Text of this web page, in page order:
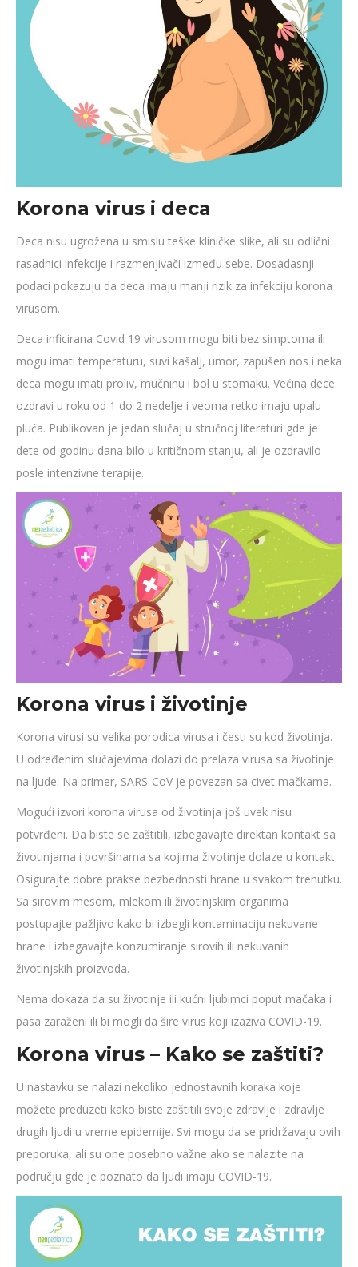
Korona virus i deca
Deca nisu ugrožena u smislu teške kliničke slike, ali su odlični
rasadnici infekcije i razmenjivači između sebe. Dosadasnji
podaci pokazuju da deca imaju manji rizik za infekciju korona
virusom.
Deca inficirana Covid 19 virusom mogu biti bez simptoma ili
mogu imati temperaturu, suvi kašalj, umor, zapušen nos i neka
deca mogu imati proliv, mučninu i bol u stomaku. Većina dece
ozdravi u roku od 1 do 2 nedelje i veoma retko imaju upalu
pluća. Publikovan je jedan slučaj u stručnoj literaturi gde je
dete od godinu dana bilo u kritičnom stanju, ali je ozdravilo
posle intenzivne terapije.
Korona virus i životinje
Korona virusi su velika porodica virusa i česti su kod životinja.
U određenim slučajevima dolazi do prelaza virusa sa životinje
na ljude. Na primer, SARS-CoV je povezan sa civet mačkama.
Mogući izvori korona virusa od životinja još uvek nisu
potvrđeni. Da biste se zaštitili, izbegavajte direktan kontakt sa
životinjama i površinama sa kojima životinje dolaze u kontakt.
Osigurajte dobre prakse bezbednosti hrane u svakom trenutku.
Sa sirovim mesom, mlekom ili životinjskim organima
postupajte pažljivo kako bi izbegli kontaminaciju nekuvane
hrane i izbegavajte konzumiranje sirovih ili nekuvanih
životinjskih proizvoda.
Nema dokaza da su životinje ili kućni ljubimci poput mačaka i
pasa zaraženi ili bi mogli da šire virus koji izaziva COVID-19.
Korona virus – Kako se zaštiti?
U nastavku se nalazi nekoliko jednostavnih koraka koje
možete preduzeti kako biste zaštitili svoje zdravlje i zdravlje
drugih ljudi u vreme epidemije. Svi mogu da se pridržavaju ovih
preporuka, ali su one posebno važne ako se nalazite na
području gde je poznato da ljudi imaju COVID-19.